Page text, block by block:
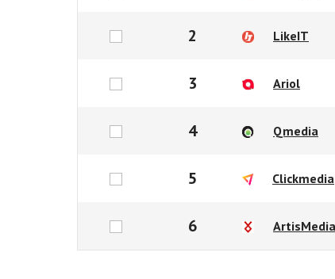
2 LikeIT
3 Ariol
4 Qmedia
5 Clickmedia
6 ArtisMedia